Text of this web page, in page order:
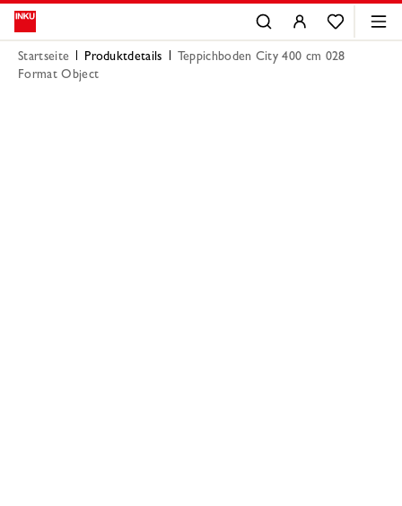
Startseite Produktdetails
Teppichboden City 400 cm 028
Format Object